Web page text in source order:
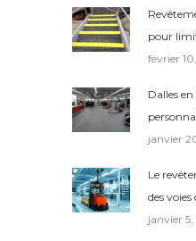
pour
février
Dalles
janvier
Le
des
janvier 5,